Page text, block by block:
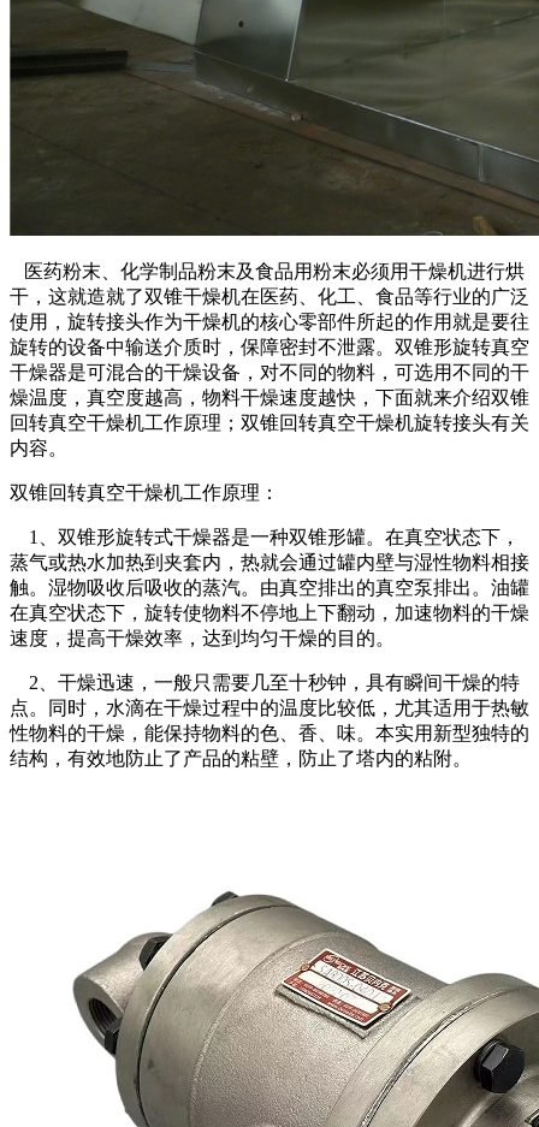
医药粉末、化学制品粉末及食品用粉末必须用干燥机进行烘
干，这就造就了双锥干燥机在医药、化工、食品等行业的广泛
使用，旋转接头作为干燥机的核心零部件所起的作用就是要往
旋转的设备中输送介质时，保障密封不泄露。双锥形旋转真空
干燥器是可混合的干燥设备，对不同的物料，可选用不同的干
燥温度，真空度越高，物料干燥速度越快，下面就来介绍双锥
回转真空干燥机工作原理；双锥回转真空干燥机旋转接头有关
内容。
双锥回转真空干燥机工作原理：
1、双锥形旋转式干燥器是一种双锥形罐。在真空状态下，
蒸气或热水加热到夹套内，热就会通过罐内壁与湿性物料相接
触。湿物吸收后吸收的蒸汽。由真空排出的真空泵排出。油罐
在真空状态下，旋转使物料不停地上下翻动，加速物料的干燥
速度，提高干燥效率，达到均匀干燥的目的。
2、干燥迅速，一般只需要几至十秒钟，具有瞬间干燥的特
点。同时，水滴在干燥过程中的温度比较低，尤其适用于热敏
性物料的干燥，能保持物料的色、香、味。本实用新型独特的
结构，有效地防止了产品的粘壁，防止了塔内的粘附。